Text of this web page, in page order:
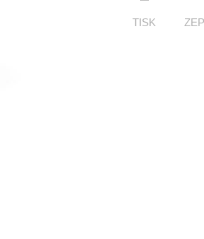
TISK